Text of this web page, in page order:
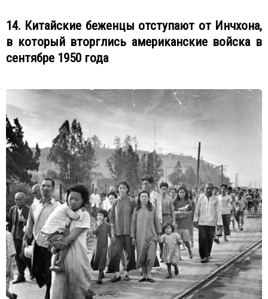
14. Китайские беженцы отступают от Инчхона,
в который вторглись американские войска в
сентябре 1950 года